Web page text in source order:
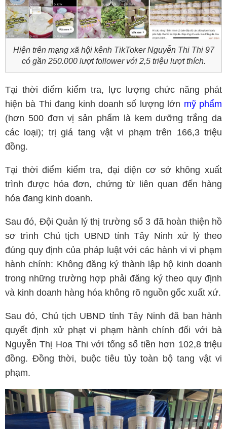
Hiện trên mạng xã hội kênh TikToker Nguyễn Thi Thi 97
có gần 250.000 lượt follower với 2,5 triệu lượt thích.
Tại thời điểm kiểm tra, lực lượng chức năng phát
hiện bà Thi đang kinh doanh số lượng lớn mỹ phẩm
(hơn 500 đơn vị sản phẩm là kem dưỡng trắng da
các loại); trị giá tang vật vi phạm trên 166,3 triệu
đồng.
Tại thời điểm kiểm tra, đại diện cơ sở không xuất
trình được hóa đơn, chứng từ liên quan đến hàng
hóa đang kinh doanh.
Sau đó, Đội Quản lý thị trường số 3 đã hoàn thiện hồ
sơ trình Chủ tịch UBND tỉnh Tây Ninh xử lý theo
đúng quy định của pháp luật với các hành vi vi phạm
hành chính: Không đăng ký thành lập hộ kinh doanh
trong những trường hợp phải đăng ký theo quy định
và kinh doanh hàng hóa không rõ nguồn gốc xuất xứ.
Sau đó, Chủ tịch UBND tỉnh Tây Ninh đã ban hành
quyết định xử phạt vi phạm hành chính đối với bà
Nguyễn Thị Hoa Thi với tổng số tiền hơn 102,8 triệu
đồng. Đồng thời, buộc tiêu tủy toàn bộ tang vật vi
phạm.